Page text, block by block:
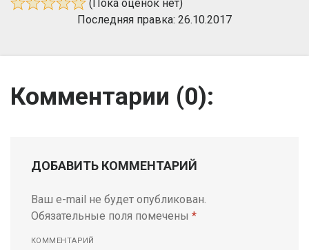
(Пока оценок нет)
Последняя правка: 26.10.2017
Комментарии (0):
ДОБАВИТЬ КОММЕНТАРИЙ
Ваш e-mail не будет опубликован.
Обязательные поля помечены *
КОММЕНТАРИЙ